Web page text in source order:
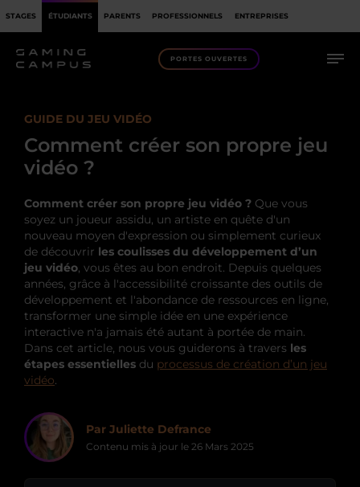
STAGES ÉTUDIANTS PARENTS PROFESSIONNELS ENTREPRISES
PORTES OUVERTES
GUIDE DU JEU VIDÉO
Comment créer son propre jeu
vidéo ?
Comment créer son propre jeu vidéo ? Que vous
soyez un joueur assidu, un artiste en quête d'un
nouveau moyen d'expression ou simplement curieux
de découvrir les coulisses du développement d’un
jeu vidéo, vous êtes au bon endroit. Depuis quelques
années, grâce à l'accessibilité croissante des outils de
développement et l'abondance de ressources en ligne,
transformer une simple idée en une expérience
interactive n'a jamais été autant à portée de main.
Dans cet article, nous vous guiderons à travers les
étapes essentielles du processus de création d’un jeu
vidéo.
Par Juliette Defrance
Contenu mis à jour le 26 Mars 2025